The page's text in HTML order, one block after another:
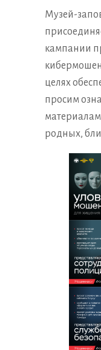
Музей-
кампании
целях
просим
родных,